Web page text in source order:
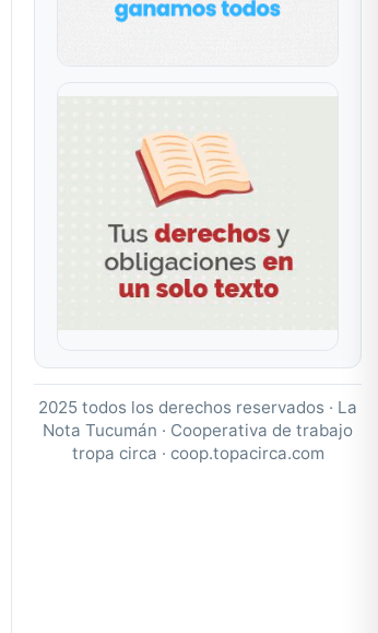
2025 todos los derechos reservados · La
Nota Tucumán · Cooperativa de trabajo
tropa circa · coop.topacirca.com